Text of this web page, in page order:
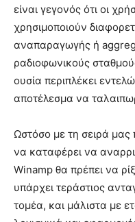
είναι γεγονός ότι οι
χρησιμοποιούν
αναπαραγωγής ή
ραδιοφωνικούς
ουσία περιπλέκει
αποτέλεσμα να
Ωστόσο με τη σειρά
να καταφέρει να
Winamp θα πρέπει να
υπάρχει τεράστιος
τομέα, και μάλιστα με